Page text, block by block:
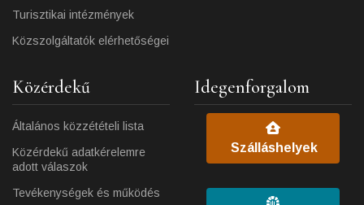
Turisztikai intézmények
Közszolgáltatók elérhetőségei
Közérdekű
Általános közzétételi lista
Közérdekű adatkérelemre
adott válaszok
Tevékenységek és működés
Idegenforgalom
Szálláshelyek